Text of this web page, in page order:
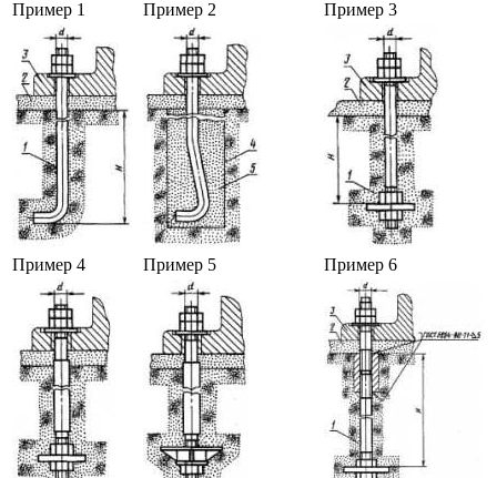
Пример 1 Пример 2 Пример 3
Пример 4 Пример 5 Пример 6